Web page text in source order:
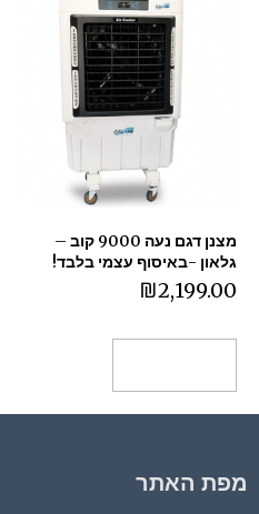
מצנן דגם נעה 9000 קוב –
גלאון -באיסוף עצמי בלבד!
₪2,199.00
מפת האתר